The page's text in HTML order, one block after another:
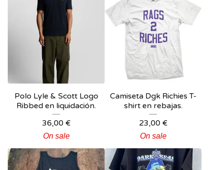
Polo Lyle & Scott Logo
Ribbed en liquidación.
36,00 €
On sale
Camiseta Dgk Richies T-
shirt en rebajas.
23,00 €
On sale